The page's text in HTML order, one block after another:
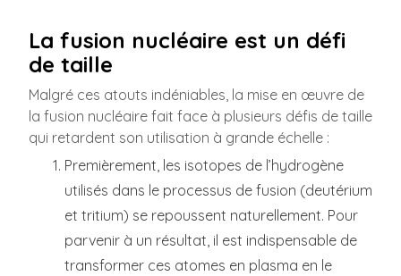
La fusion nucléaire est un défi
de taille
Malgré ces atouts indéniables, la mise en œuvre de
la fusion nucléaire fait face à plusieurs défis de taille
qui retardent son utilisation à grande échelle :
Premièrement, les isotopes de l’hydrogène
utilisés dans le processus de fusion (deutérium
et tritium) se repoussent naturellement. Pour
parvenir à un résultat, il est indispensable de
transformer ces atomes en plasma en le